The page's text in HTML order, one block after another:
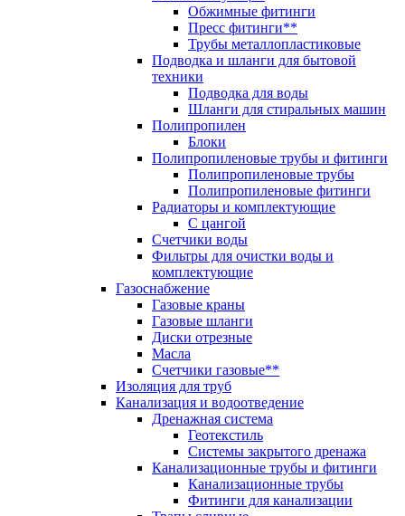
Обжимные фитинги
Пресс фитинги**
Трубы металлопластиковые
Подводка и шланги для бытовой
техники
Подводка для воды
Шланги для стиральных машин
Полипропилен
Блоки
Полипропиленовые трубы и фитинги
Полипропиленовые трубы
Полипропиленовые фитинги
Радиаторы и комплектующие
С цангой
Счетчики воды
Фильтры для очистки воды и
комплектующие
Газоснабжение
Газовые краны
Газовые шланги
Диски отрезные
Масла
Счетчики газовые**
Изоляция для труб
Канализация и водоотведение
Дренажная система
Геотекстиль
Системы закрытого дренажа
Канализационные трубы и фитинги
Канализационные трубы
Фитинги для канализации